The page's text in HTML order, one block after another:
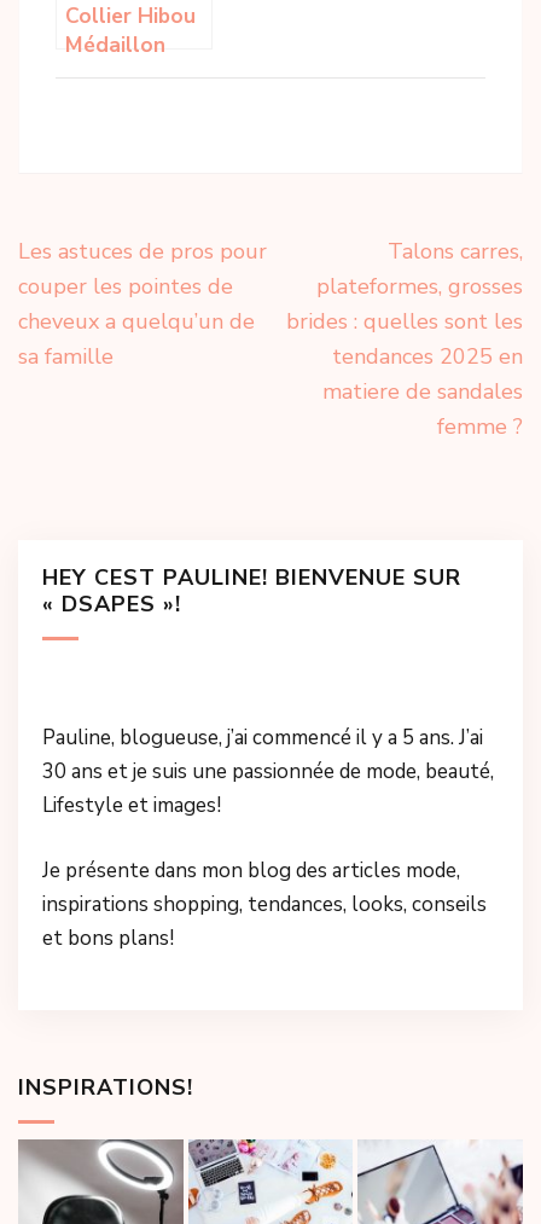
Collier Hibou
Médaillon
Chouette : Le
Navigation
de
l’article
Les astuces de pros pour
couper les pointes de
cheveux a quelqu’un de
sa famille
Talons carres,
plateformes, grosses
brides : quelles sont les
tendances 2025 en
matiere de sandales
femme ?
HEY CEST PAULINE! BIENVENUE SUR
« DSAPES »!
Pauline, blogueuse, j’ai commencé il y a 5 ans. J’ai
30 ans et je suis une passionnée de mode, beauté,
Lifestyle et images!
Je présente dans mon blog des articles mode,
inspirations shopping, tendances, looks, conseils
et bons plans!
INSPIRATIONS!